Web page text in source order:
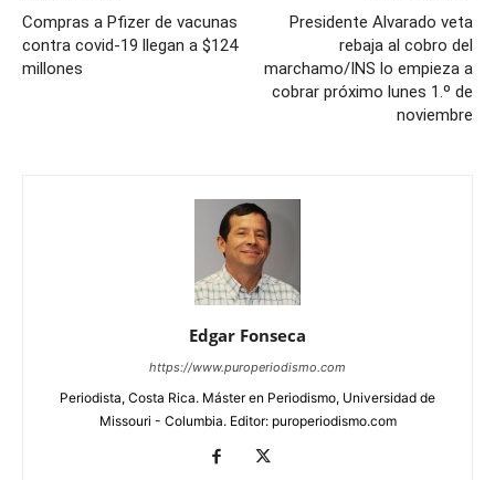
Compras a Pfizer de vacunas
contra covid-19 llegan a $124
millones
Presidente Alvarado veta
rebaja al cobro del
marchamo/INS lo empieza a
cobrar próximo lunes 1.º de
noviembre
Edgar Fonseca
https://www.puroperiodismo.com
Periodista, Costa Rica. Máster en Periodismo, Universidad de
Missouri - Columbia. Editor: puroperiodismo.com